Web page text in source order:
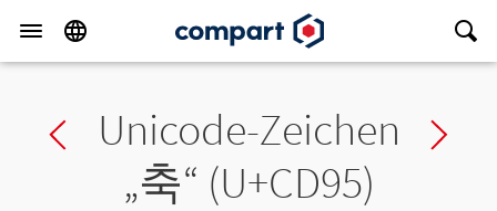
Previous char
Unicode-Zeichen
„축“ (U+CD95)